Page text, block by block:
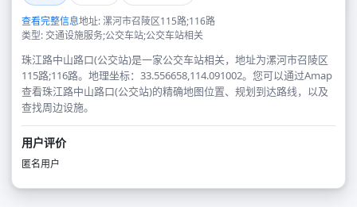
查看完整信息地址: 漯河市召陵区115路;116路
类型: 交通设施服务;公交车站;公交车站相关
珠江路中山路口(公交站)是一家公交车站相关，地址为漯河市召陵区
115路;116路。地理坐标：33.556658,114.091002。您可以通过Amap
查看珠江路中山路口(公交站)的精确地图位置、规划到达路线，以及
查找周边设施。
用户评价
匿名用户